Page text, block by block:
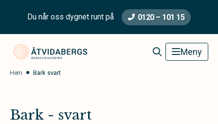
Du når oss dygnet runt på 0120 – 101 15
Åtvidabergs BegravningsbyråMeny
Hem Bark svart
Bark - svart